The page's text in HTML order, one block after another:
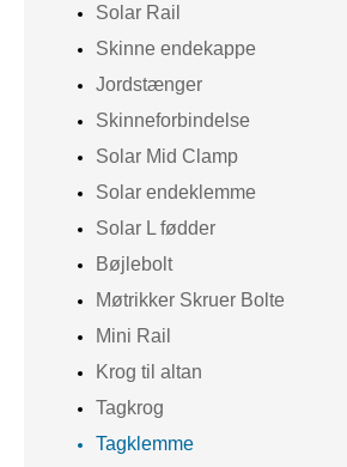
Solar Rail
Skinne endekappe
Jordstænger
Skinneforbindelse
Solar Mid Clamp
Solar endeklemme
Solar L fødder
Bøjlebolt
Møtrikker Skruer Bolte
Mini Rail
Krog til altan
Tagkrog
Tagklemme